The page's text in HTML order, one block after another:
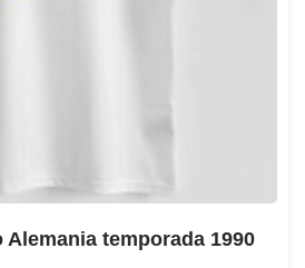
Alemania temporada 1990